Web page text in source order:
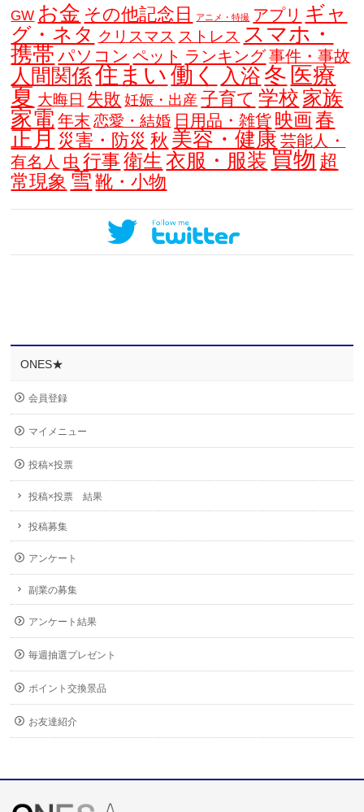
GW お金 その他記念日 アニメ・特撮 アプリ ギャ
グ・ネタ クリスマス ストレス スマホ・
携帯 パソコン ペット ランキング事件・事故
人間関係住まい 働く 入浴 冬 医療
夏 大晦日 失敗 妊娠・出産 子育て 学校 家族
家電 年末 恋愛・結婚 日用品・雑貨 映画 春
正月 災害・防災 秋 美容・健康 芸能人・
有名人 虫 行事 衛生 衣服・服装 買物 超
常現象 雪 靴・小物
ONES★
会員登録
マイメニュー
投稿×投票
投稿×投票 結果
投稿募集
アンケート
副業の募集
アンケート結果
毎週抽選プレゼント
ポイント交換景品
お友達紹介